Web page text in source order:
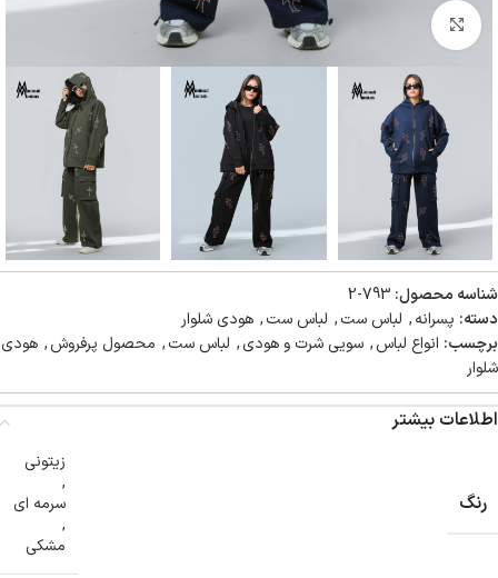
بزرگنمایی تصویر
شناسه محصول: 793-2
دسته: پسرانه, لباس ست, لباس ست, هودی شلوار
برچسب: انواع لباس, سویی شرت و هودی, لباس ست, محصول پرفروش, هودی
شلوار
اطلاعات بیشتر
رنگ
زیتونی
,
سرمه ای
,
مشکی